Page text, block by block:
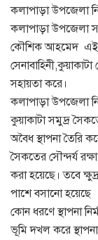
কলাপাড়া উপজেলা
কলাপাড়া উপজেলা
কৌশিক আহমেদ এই
সহায়তা করে।
কলাপাড়া উপজেলা
কুয়াকাটা সমুদ্র
অবৈধ স্থাপনা তৈরি
সৈকতের সৌন্দর্য
করা হয়েছে। তবে
পাশে বসানো
কোন ধরণে স্থাপনা
ভূমি দখল করে